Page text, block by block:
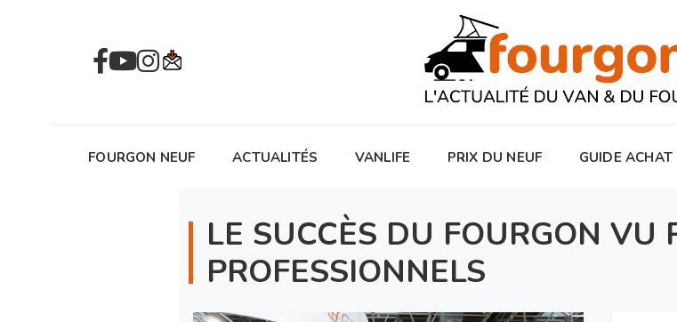
FOURGON NEUF ACTUALITÉS VANLIFE PRIX DU NEUF GUIDE ACHAT
LE SUCCÈS DU FOURGON VU
PROFESSIONNELS